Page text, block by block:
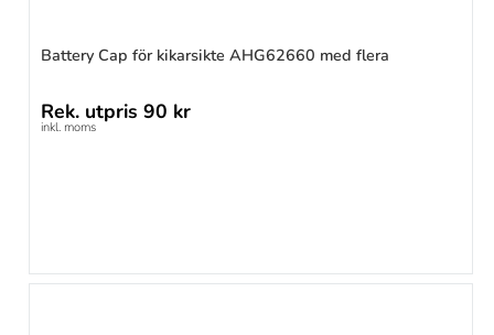
Battery Cap för kikarsikte AHG62660 med flera
Rek. utpris 90 kr
inkl. moms